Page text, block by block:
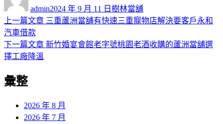
admin佈
日
2024 年 9 月 11 日 類
樹林當舖
文
章
導
覽
上一篇文章 上
篇
三重蘆洲當舖有快速三重寵物店解決要客戶永和
汽車借款
下一篇文章 下
新竹婚宴會館老字號桃園老酒收購的蘆洲當舖選
擇工廠降溫
彙整
2026 年 8 月
2026 年 7 月